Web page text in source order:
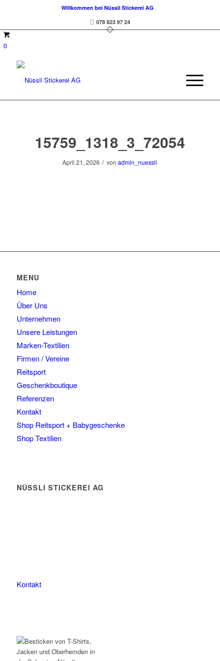
Willkommen bei Nüssli Stickerei AG
078 823 97 24
0
15759_1318_3_72054
April 21, 2026 / vonadmin_nuessli
MENU
Home
Über Uns
Unternehmen
Unsere Leistungen
Marken-Textilien
Firmen / Vereine
Reitsport
Geschenkboutique
Referenzen
Kontakt
Shop Reitsport + Babygeschenke
Shop Textilien
NÜSSLI STICKEREI AG
Kontakt